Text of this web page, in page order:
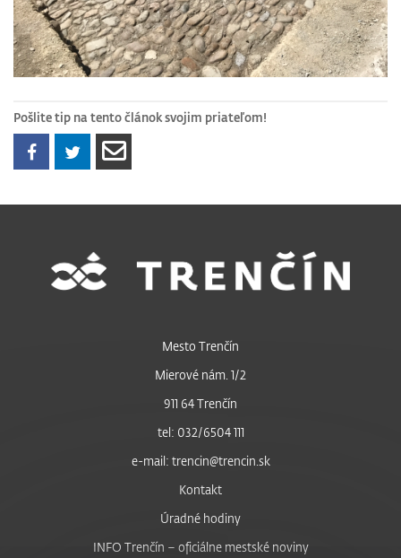
Pošlite tip na tento článok svojim priateľom!
Mesto Trenčín
Mierové nám. 1/2
911 64 Trenčín
tel: 032/6504 111
e-mail: trencin@trencin.sk
Kontakt
Úradné hodiny
INFO Trenčín – oficiálne mestské noviny